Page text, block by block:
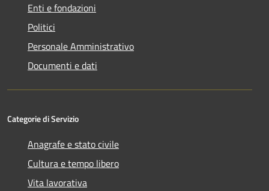
Enti e fondazioni
Politici
Personale Amministrativo
Documenti e dati
Categorie di Servizio
Anagrafe e stato civile
Cultura e tempo libero
Vita lavorativa